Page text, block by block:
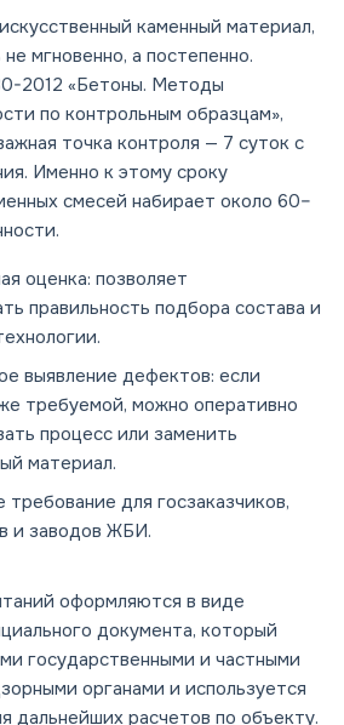
каменный материал,
мгновенно, а постепенно.
2012 «Бетоны. Методы
по контрольным образцам»,
точка контроля — 7 суток с
Именно к этому сроку
смесей набирает около 60–
оценка: позволяет
правильность подбора состава и
выявление дефектов: если
требуемой, можно оперативно
процесс или заменить
материал.
для госзаказчиков,
и заводов ЖБИ.
оформляются в виде
документа, который
государственными и частными
органами и используется
дальнейших расчетов по объекту.